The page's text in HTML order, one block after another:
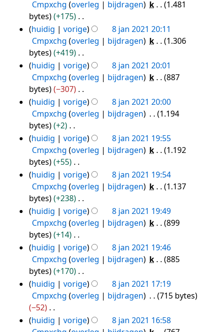
n
g
a
t
t
n
g
n
v
a
t
t
n
g
s
a
m
n
v
a
t
t
n
g
n
g
s
s
a
m
n
v
a
t
t
n
g
r
k
i
n
g
s
s
a
m
n
v
a
t
t
n
g
e
w
r
k
i
n
g
s
s
a
m
n
v
a
t
t
n
g
e
n
b
e
w
r
k
i
n
g
s
s
a
m
n
v
a
t
t
n
g
Cmpxchg overleg bijdragen k
1.481
bytes
+175
G
e
n
b
e
w
r
k
i
n
g
s
s
a
m
n
v
a
t
t
n
g
huidig vorige
8 jan 2021 20:11
Cmpxchg overleg bijdragen k
1.306
bytes
+419
G
e
n
b
e
w
r
k
i
n
g
s
s
a
m
n
v
a
t
t
huidig vorige
8 jan 2021 20:01
Cmpxchg overleg bijdragen k
887
bytes
−307
G
e
n
b
e
w
r
k
i
n
g
s
s
a
m
n
v
huidig vorige
8 jan 2021 20:00
Cmpxchg overleg bijdragen
1.194
bytes
+2
G
e
n
b
e
w
r
k
i
n
g
s
s
a
m
huidig vorige
8 jan 2021 19:55
Cmpxchg overleg bijdragen k
1.192
bytes
+55
G
e
n
b
e
w
r
k
i
n
g
s
huidig vorige
8 jan 2021 19:54
Cmpxchg overleg bijdragen k
1.137
bytes
+238
G
e
n
b
e
w
r
k
i
huidig vorige
8 jan 2021 19:49
Cmpxchg overleg bijdragen k
899
bytes
+14
G
e
n
b
e
w
huidig vorige
8 jan 2021 19:46
Cmpxchg overleg bijdragen k
885
bytes
+170
G
e
n
b
huidig vorige
8 jan 2021 17:19
Cmpxchg overleg bijdragen
715 bytes
−52
Ghuidig vorige
8 jan 2021 16:58